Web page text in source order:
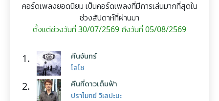
คอร์ดเพลงยอดนิยม เป็นคอร์ดเพลงที่มีการเล่นมากที่สุดใน
ช่วงสัปดาห์ที่ผ่านมา
ตั้งแต่ช่วงวันที่ 30/07/2569 ถึงวันที่ 05/08/2569
1. คืนจันทร์
โลโซ
2. คืนที่ดาวเต็มฟ้า
ปราโมทย์ วิเลปะนะ